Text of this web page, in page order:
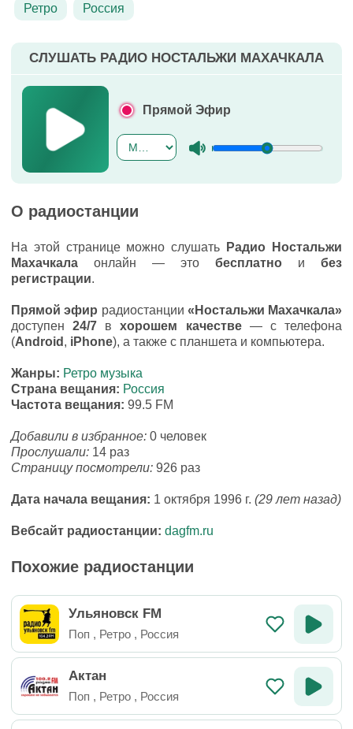
Ретро Россия
СЛУШАТЬ РАДИО НОСТАЛЬЖИ МАХАЧКАЛА
Прямой Эфир
О радиостанции
На этой странице можно слушать
Радио Ностальжи
Махачкала онлайн — это бесплатно и без
регистрации.
Прямой эфир радиостанции «Ностальжи Махачкала»
доступен24/7 вхорошем качестве— с телефона
(Android , iPhone), а также с планшета и компьютера.
Жанры: Ретро музыка
Страна вещания: Россия
Частота вещания: 99.5 FM
Добавили в избранное: 0 человек
Прослушали: 14 раз
Страницу посмотрели: 926 раз
Дата начала вещания: 1 октября 1996 г. (29 лет назад)
Вебсайт радиостанции: dagfm.ru
Похожие радиостанции
Ульяновск FM
Поп , Ретро , Россия
Актан
Поп , Ретро , Россия